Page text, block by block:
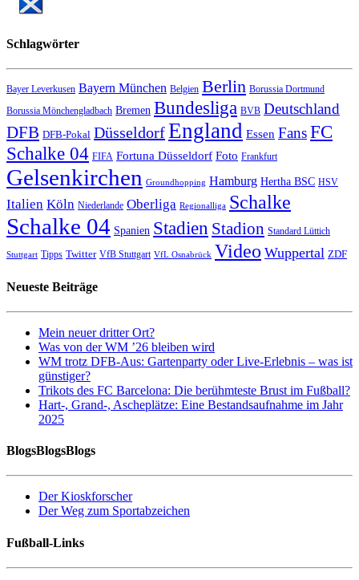
Schlagwörter
Bayer Leverkusen Bayern München Belgien Berlin Borussia Dortmund
Borussia Mönchengladbach Bremen Bundesliga BVB Deutschland
DFB DFB-Pokal DüsseldorfEngland Essen FansFC
Schalke 04 FIFA Fortuna Düsseldorf Foto Frankfurt
Gelsenkirchen Groundhopping Hamburg Hertha BSC HSV
Italien Köln Niederlande Oberliga Regionalliga Schalke
Schalke 04 Spanien Stadien Stadion Standard Lüttich
Stuttgart Tipps Twitter VfB Stuttgart VfL Osnabrück Video Wuppertal ZDF
Neueste Beiträge
Mein neuer dritter Ort?
Was von der WM ’26 bleiben wird
WM trotz DFB-Aus: Gartenparty oder Live-Erlebnis – was ist
günstiger?
Trikots des FC Barcelona: Die berühmteste Brust im Fußball?
Hart-, Grand-, Ascheplätze: Eine Bestandsaufnahme im Jahr
2025
BlogsBlogsBlogs
Der Kioskforscher
Der Weg zum Sportabzeichen
Fußball-Links